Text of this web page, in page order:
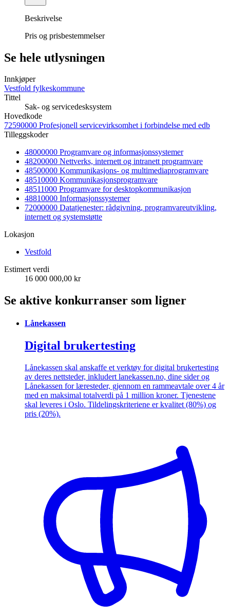
Beskrivelse
Pris og prisbestemmelser
Se hele utlysningen
Innkjøper
Vestfold fylkeskommune
Tittel
Sak- og servicedesksystem
Hovedkode
72590000 Profesjonell servicevirksomhet i forbindelse med edb
Tilleggskoder
48000000 Programvare og informasjonssystemer
48200000 Nettverks, internett og intranett programvare
48500000 Kommunikasjons- og multimediaprogramvare
48510000 Kommunikasjonsprogramvare
48511000 Programvare for desktopkommunikasjon
48810000 Informasjonssystemer
72000000 Datatjenester: rådgivning, programvareutvikling,
internett og systemstøtte
Lokasjon
Vestfold
Estimert verdi
16 000 000,00 kr
Se aktive konkurranser som ligner
Lånekassen
Digital brukertesting
Lånekassen skal anskaffe et verktøy for digital brukertesting
av deres nettsteder, inkludert lanekassen.no, dine sider og
Lånekassen for læresteder, gjennom en rammeavtale over 4 år
med en maksimal totalverdi på 1 million kroner. Tjenestene
skal leveres i Oslo. Tildelingskriteriene er kvalitet (80%) og
pris (20%).